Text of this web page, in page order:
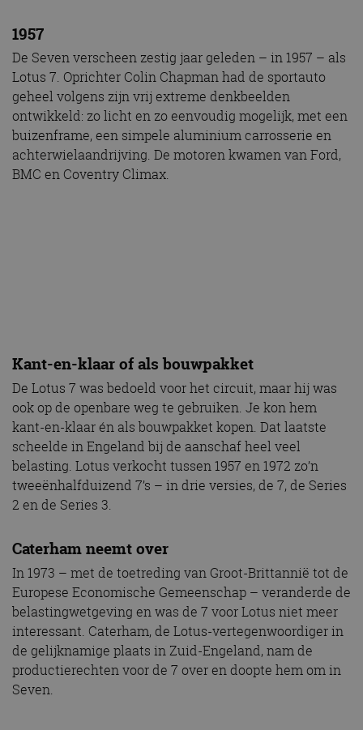
1957
De Seven verscheen zestig jaar geleden – in 1957 – als
Lotus 7. Oprichter Colin Chapman had de sportauto
geheel volgens zijn vrij extreme denkbeelden
ontwikkeld: zo licht en zo eenvoudig mogelijk, met een
buizenframe, een simpele aluminium carrosserie en
achterwielaandrijving. De motoren kwamen van Ford,
BMC en Coventry Climax.
Kant-en-klaar of als bouwpakket
De Lotus 7 was bedoeld voor het circuit, maar hij was
ook op de openbare weg te gebruiken. Je kon hem
kant-en-klaar én als bouwpakket kopen. Dat laatste
scheelde in Engeland bij de aanschaf heel veel
belasting. Lotus verkocht tussen 1957 en 1972 zo’n
tweeënhalfduizend 7’s – in drie versies, de 7, de Series
2 en de Series 3.
Caterham neemt over
In 1973 – met de toetreding van Groot-Brittannië tot de
Europese Economische Gemeenschap – veranderde de
belastingwetgeving en was de 7 voor Lotus niet meer
interessant. Caterham, de Lotus-vertegenwoordiger in
de gelijknamige plaats in Zuid-Engeland, nam de
productierechten voor de 7 over en doopte hem om in
Seven.